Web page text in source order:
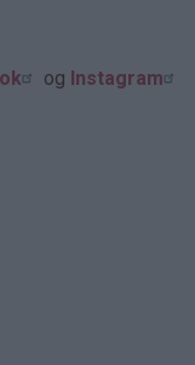
og Instagram